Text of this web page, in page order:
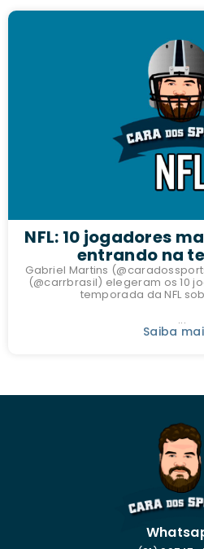
NFL: 10 jogadores
entrando na
Gabriel Martins
(@carrbrasil) elegeram os 10
temporada da NFL
...
Saiba